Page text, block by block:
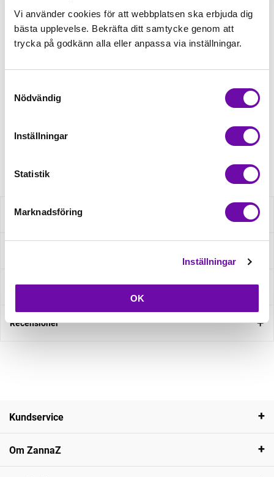
Vi använder cookies för att webbplatsen ska erbjuda dig
bästa upplevelse. Bekräfta ditt samtycke genom att
trycka på godkänn alla eller anpassa via inställningar.
Nödvändig
Inställningar
Statistik
Marknadsföring
Inställningar
OK
Mudd matchande +39,50kr
Finns i lager
Beskrivning
Fråga om produkt
Recensioner
Kundservice
Om ZannaZ